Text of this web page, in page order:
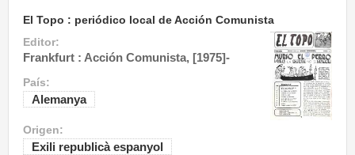
El Topo : periódico local de Acción Comunista
Editor:
Frankfurt : Acción Comunista, [1975]-
País:
Alemanya
Origen:
Exili republicà espanyol